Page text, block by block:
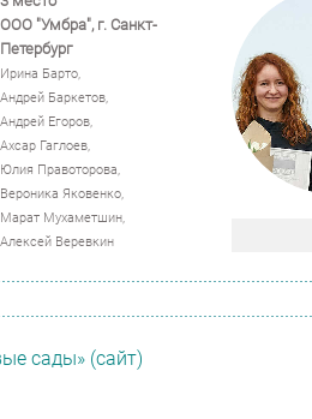
ООО "Умбра", г. Санкт-
Петербург
Ирина Барто,
Андрей Баркетов,
Андрей Егоров,
Ахсар Гаглоев,
Юлия Правоторова,
Вероника Яковенко,
Марат Мухаметшин,
Алексей Веревкин
сады» (сайт)